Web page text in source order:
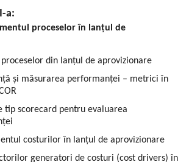
a:
proceselor în lanțul de
din lanțul de aprovizionare
și măsurarea performanței – metrici în
tip scorecard pentru evaluarea
costurilor în lanțul de aprovizionare
generatori de costuri (cost drivers) în